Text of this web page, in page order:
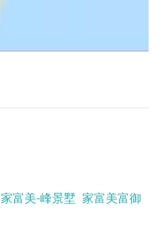
家富美-峰景墅 家富美富御